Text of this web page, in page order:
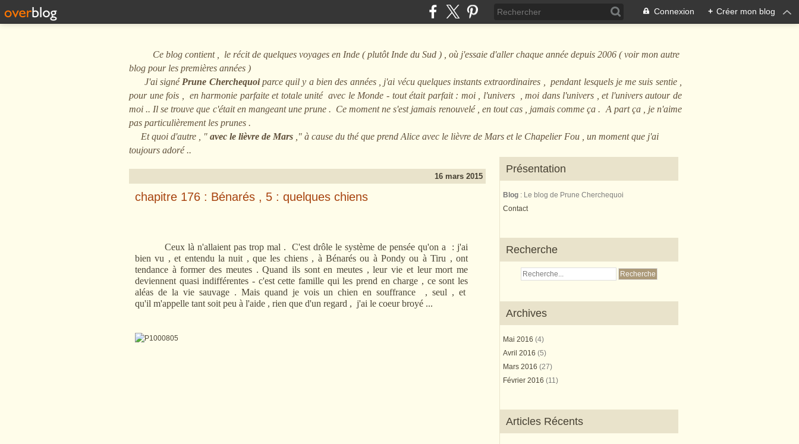
Connexion + Créer mon blog
Ce blog contient , le récit de quelques voyages en Inde ( plutôt Inde du Sud ) , où j'essaie d'aller chaque année depuis 2006 ( voir mon autre
blog pour les premières années )
J'ai signé Prune Cherchequoiparce quil y a bien des années , j'ai vécu quelques instants extraordinaires , pendant lesquels je me suis sentie ,
pour une fois , en harmonie parfaite et totale unité avec le Monde - tout était parfait : moi , l'univers , moi dans l'univers , et l'univers autour de
moi .. Il se trouve que c'était en mangeant une prune . Ce moment ne s'est jamais renouvelé , en tout cas , jamais comme ça . A part ça , je n'aime
pas particulièrement les prunes .
Et quoi d'autre , " avec le lièvre de Mars ," à cause du thé que prend Alice avec le lièvre de Mars et le Chapelier Fou , un moment que j'ai
toujours adoré ..
16 mars 2015
chapitre 176 : Bénarés , 5 : quelques chiens
Ceux là n'allaient pas trop mal . C'est drôle le système de pensée qu'on a : j'ai
bien vu , et entendu la nuit , que les chiens , à Bénarés ou à Pondy ou à Tiru , ont
tendance à former des meutes . Quand ils sont en meutes , leur vie et leur mort me
deviennent quasi indifférentes - c'est cette famille qui les prend en charge , ce sont les
aléas de la vie sauvage . Mais quand je vois un chien en souffrance , seul , et
qu'il m'appelle tant soit peu à l'aide , rien que d'un regard , j'ai le coeur broyé ...
Présentation
Blog : Le blog de Prune Cherchequoi
Contact
Recherche
Archives
Mai 2016 (4)
Avril 2016 (5)
Mars 2016 (27)
Février 2016 (11)
Articles Récents